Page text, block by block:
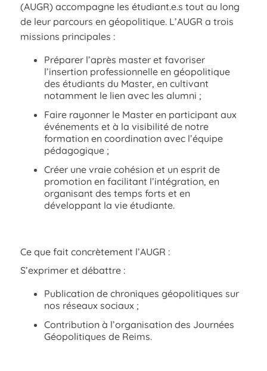
(AUGR) accompagne les étudiant.e.s tout au long
de leur parcours en géopolitique. L’AUGR a trois
missions principales :
Préparer l’après master et favoriser
l’insertion professionnelle en géopolitique
des étudiants du Master, en cultivant
notamment le lien avec les alumni ;
Faire rayonner le Master en participant aux
événements et à la visibilité de notre
formation en coordination avec l’équipe
pédagogique ;
Créer une vraie cohésion et un esprit de
promotion en facilitant l’intégration, en
organisant des temps forts et en
développant la vie étudiante.
Ce que fait concrètement l’AUGR :
S’exprimer et débattre :
Publication de chroniques géopolitiques sur
nos réseaux sociaux ;
Contribution à l’organisation des Journées
Géopolitiques de Reims.